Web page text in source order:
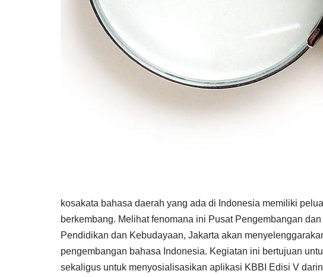
kosakata bahasa daerah yang ada di Indonesia memiliki
berkembang. Melihat fenomana ini Pusat Pengembangan
Pendidikan dan Kebudayaan, Jakarta akan
pengembangan bahasa Indonesia. Kegiatan ini bertujuan
sekaligus untuk menyosialisasikan aplikasi KBBI Edisi V